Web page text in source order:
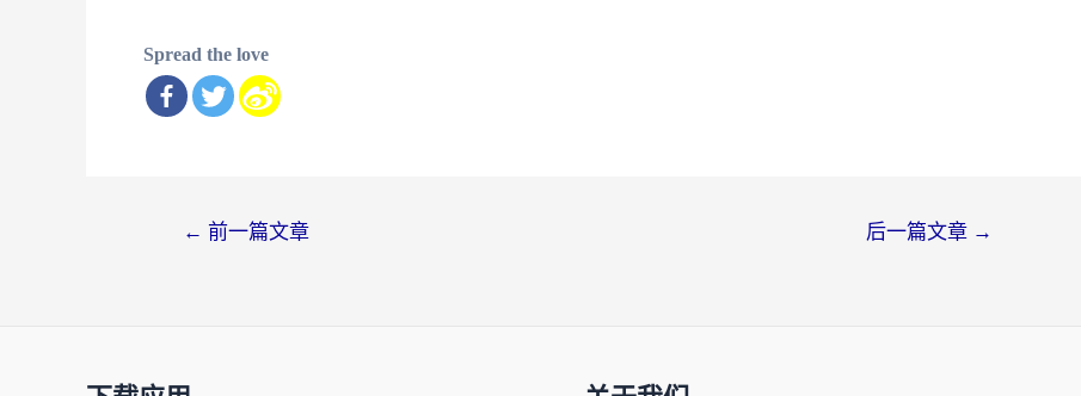
Spread the love
← 前一篇文章 后一篇文章 →